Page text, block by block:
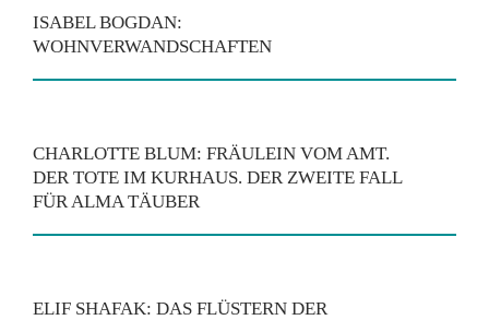
ISABEL BOGDAN:
WOHNVERWANDSCHAFTEN
CHARLOTTE BLUM: FRÄULEIN VOM AMT.
DER TOTE IM KURHAUS. DER ZWEITE FALL
FÜR ALMA TÄUBER
ELIF SHAFAK: DAS FLÜSTERN DER